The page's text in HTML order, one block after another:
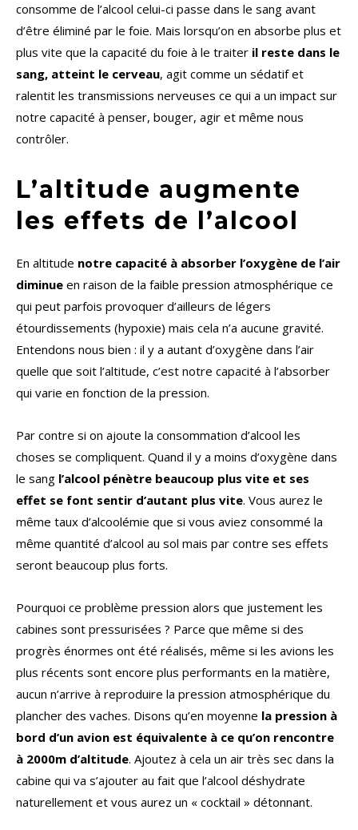
consomme de l’alcool celui-ci passe dans le sang avant
d’être éliminé par le foie. Mais lorsqu’on en absorbe plus et
plus vite que la capacité du foie à le traiter il reste dans le
sang, atteint le cerveau, agit comme un sédatif et
ralentit les transmissions nerveuses ce qui a un impact sur
notre capacité à penser, bouger, agir et même nous
contrôler.
L’altitude augmente
les effets de l’alcool
En altitude notre capacité à absorber l’oxygène de l’air
diminue en raison de la faible pression atmosphérique ce
qui peut parfois provoquer d’ailleurs de légers
étourdissements (hypoxie) mais cela n’a aucune gravité.
Entendons nous bien : il y a autant d’oxygène dans l’air
quelle que soit l’altitude, c’est notre capacité à l’absorber
qui varie en fonction de la pression.
Par contre si on ajoute la consommation d’alcool les
choses se compliquent. Quand il y a moins d’oxygène dans
le sang l’alcool pénètre beaucoup plus vite et ses
effet se font sentir d’autant plus vite. Vous aurez le
même taux d’alcoolémie que si vous aviez consommé la
même quantité d’alcool au sol mais par contre ses effets
seront beaucoup plus forts.
Pourquoi ce problème pression alors que justement les
cabines sont pressurisées ? Parce que même si des
progrès énormes ont été réalisés, même si les avions les
plus récents sont encore plus performants en la matière,
aucun n’arrive à reproduire la pression atmosphérique du
plancher des vaches. Disons qu’en moyenne la pression à
bord d’un avion est équivalente à ce qu’on rencontre
à 2000m d’altitude. Ajoutez à cela un air très sec dans la
cabine qui va s’ajouter au fait que l’alcool déshydrate
naturellement et vous aurez un « cocktail » détonnant.